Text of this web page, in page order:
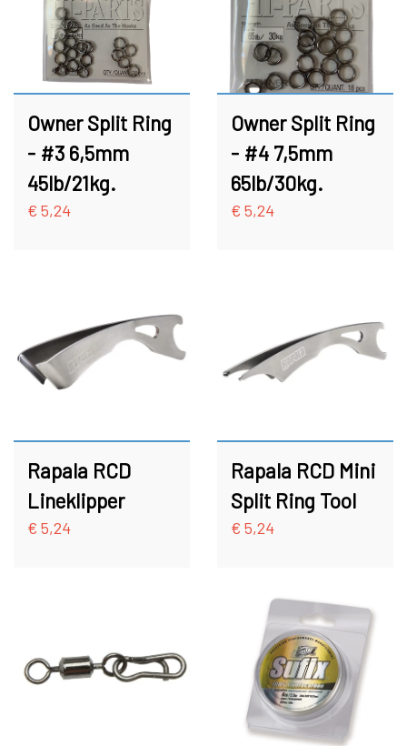
PREDATOR
STANGRØR OG TASKER TIL STÆNGER.
VADERS, VADESKO OG VADE JAKKER
LIMITED EDITION VARER
Owner Split Ring
- #3 6,5mm
45lb/21kg.
€ 5,24
Owner Split Ring
- #4 7,5mm
65lb/30kg.
€ 5,24
Rapala RCD
Lineklipper
€ 5,24
Rapala RCD Mini
Split Ring Tool
€ 5,24